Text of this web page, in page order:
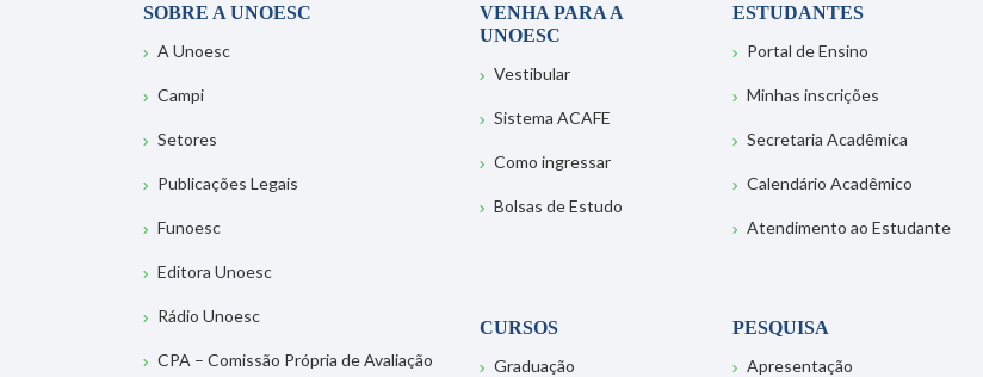
SOBRE A UNOESC
A Unoesc
Campi
Setores
Publicações Legais
Funoesc
Editora Unoesc
Rádio Unoesc
CPA – Comissão Própria de Avaliação
VENHA PARA A
UNOESC
Vestibular
Sistema ACAFE
Como ingressar
Bolsas de Estudo
ESTUDANTES
Portal de Ensino
Minhas inscrições
Secretaria Acadêmica
Calendário Acadêmico
Atendimento ao Estudante
CURSOS
Graduação
PESQUISA
Apresentação